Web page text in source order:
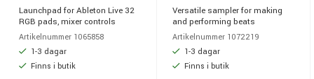
Launchpad for Ableton Live 32
RGB pads, mixer controls
Artikelnummer 1065858
1-3 dagar
Finns i butik
Versatile sampler for making
and performing beats
Artikelnummer 1072219
1-3 dagar
Finns i butik